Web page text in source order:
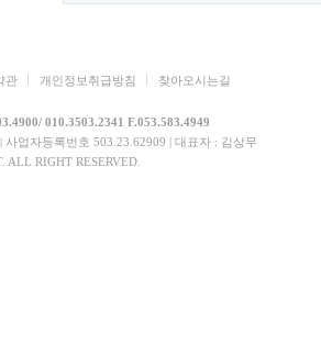
관 개인정보취급방침 찾아오시는길
010.3503.2341 F.053.583.4949
업자등록번호 503.23.62909 | 대표자 : 김상무
ALL RIGHT RESERVED.